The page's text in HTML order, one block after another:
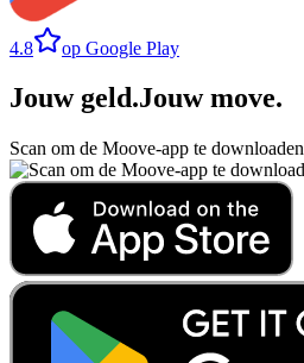
4.8 op Google Play
Jouw geld.Jouw move.
Scan om de Moove-app te downloaden